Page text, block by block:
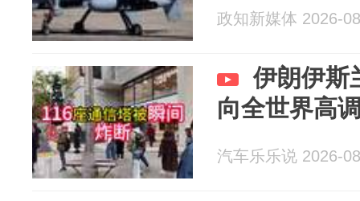
政知新媒体 2026-
伊朗伊斯
向全世界高
汽车乐乐说 2026-